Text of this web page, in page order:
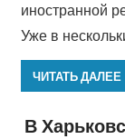
иностранной
Уже в
ЧИТАТЬ ДАЛЕЕ
В